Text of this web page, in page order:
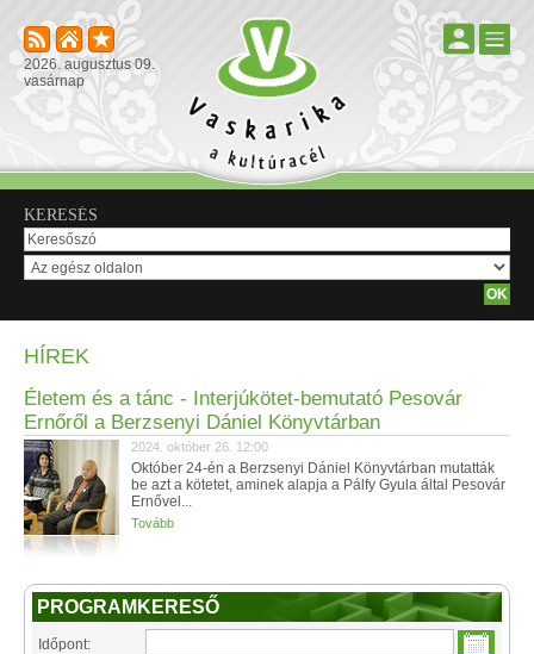
2026. augusztus 09.
vasárnap
KERESÉS
HÍREK
Életem és a tánc - Interjúkötet-bemutató Pesovár
Ernőről a Berzsenyi Dániel Könyvtárban
2024. október 26. 12:00
Október 24-én a Berzsenyi Dániel Könyvtárban mutatták
be azt a kötetet, aminek alapja a Pálfy Gyula által Pesovár
Ernővel...
Tovább
PROGRAMKERESŐ
Időpont: